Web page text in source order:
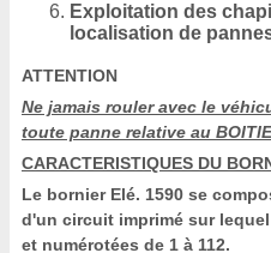
Exploitation des
localisation de
ATTENTION
Ne jamais rouler avec le
toute panne relative au
CARACTERISTIQUES DU
Le bornier Elé. 1590 se
d'un circuit imprimé sur
et numérotées de 1 à 112.